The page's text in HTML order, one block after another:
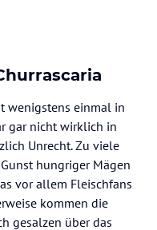
wenigstens einmal in
gar nicht wirklich in
Unrecht. Zu viele
hungriger Mägen
vor allem Fleischfans
kommen die
gesalzen über das